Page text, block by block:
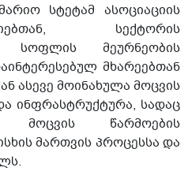
სტეტამ ასოციაციის
სექტორის
სოფლის მეურნეობის
მხარეებთან
ასევე მოინახულა მოცვის
ინფრასტრუქტურა, სადაც
მოცვის წარმოების
მართვის პროცესსა და